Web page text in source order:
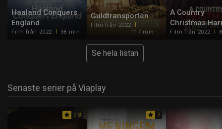
Haaland Conquers
England
Film från 2022 38 min
Guldtransporten
Film från 2022
117 min
A Country
Christmas
Film från 2022
Se hela listan
Senaste serier på Viaplay
star 7.3 star 7